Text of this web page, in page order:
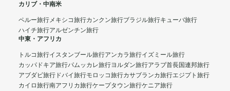
カリブ・中南米
ペルー旅行メキシコ旅行カンクン旅行ブラジル旅行キューバ旅行
ハイチ旅行アルゼンチン旅行
中東・アフリカ
トルコ旅行イスタンブール旅行アンカラ旅行イズミール旅行
カッパドキア旅行パムッカレ旅行ヨルダン旅行アラブ首長国連邦旅行
アブダビ旅行 ドバイ旅行モロッコ旅行カサブランカ旅行エジプト旅行
カイロ旅行南アフリカ旅行ケープタウン旅行ケニア旅行